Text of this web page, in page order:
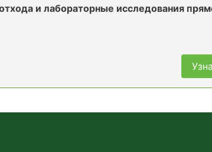
и лабораторные исследования